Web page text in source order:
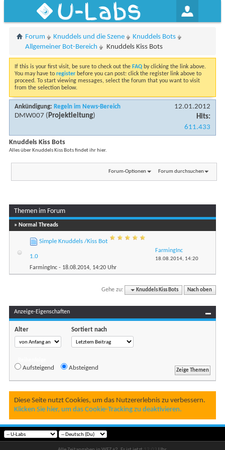
U-Labs
Forum Knuddels und die Szene
Knuddels Bots
Allgemeiner Bot-Bereich
Knuddels Kiss Bots
If this is your first visit, be sure to check out the FAQ by clicking the link above.
You may have to register before you can post: click the register link above to
proceed. To start viewing messages, select the forum that you want to visit
from the selection below.
Ankündigung: Regeln im News-Bereich
DMW007 (Projektleitung)
12.01.2012
Hits:
611.433
Knuddels Kiss Bots
Alles über Knuddels Kiss Bots findet ihr hier.
Forum-Optionen Forum durchsuchen
Themen im Forum
» Normal Threads
Simple Knuddels /Kiss Bot
1.0
FarmingInc - 18.08.2014, 14:20 Uhr
FarmingInc
18.08.2014, 14:20
Gehe zu: Knuddels Kiss Bots Nach oben
Anzeige-Eigenschaften
Alter Sortiert nach
Aufsteigend Absteigend
Diese Seite nutzt Cookies, um das Nutzererlebnis zu verbessern.
Klicken Sie hier, um das Cookie-Tracking zu deaktivieren.